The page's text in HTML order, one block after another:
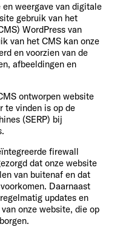
weergave van digitale
gebruik van het
WordPress van
van het CMS kan onze
en voorzien van de
afbeeldingen en
ontworpen website
te vinden is op de
(SERP) bij
firewall
dat onze website
van buitenaf en dat
Daarnaast
updates en
onze website, die op